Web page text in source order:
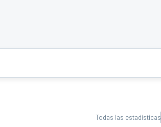
Todas las estadísticas